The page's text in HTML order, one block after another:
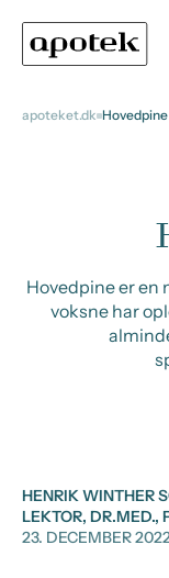
apoteket.dk Hovedpine
Hovedpine er en
voksne har
HENRIK WINTHER
LEKTOR, DR.MED.,
23. DECEMBER